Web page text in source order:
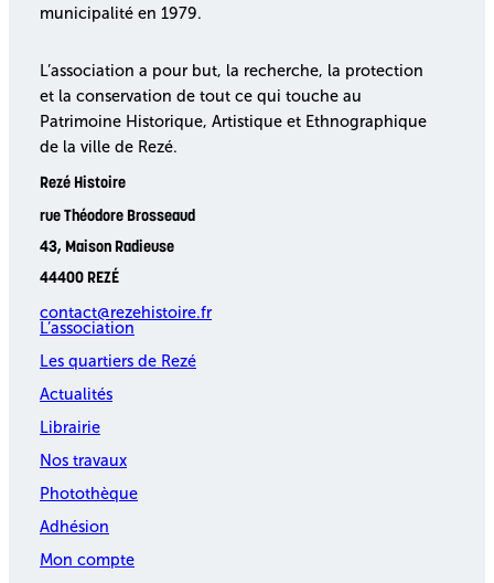
municipalité en 1979.
L’association a pour but, la recherche, la protection
et la conservation de tout ce qui touche au
Patrimoine Historique, Artistique et Ethnographique
de la ville de Rezé.
Rezé Histoire
rue Théodore Brosseaud
43, Maison Radieuse
44400 REZÉ
contact@rezehistoire.fr
L’association
Les quartiers de Rezé
Actualités
Librairie
Nos travaux
Photothèque
Adhésion
Mon compte